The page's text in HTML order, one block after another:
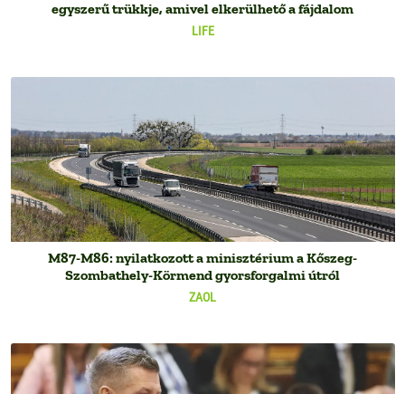
LIFE
egyszerű trükkje, amivel elkerülhető a fájdalom
ZAOL
M87-M86: nyilatkozott a minisztérium a Kőszeg-
Szombathely-Körmend gyorsforgalmi útról